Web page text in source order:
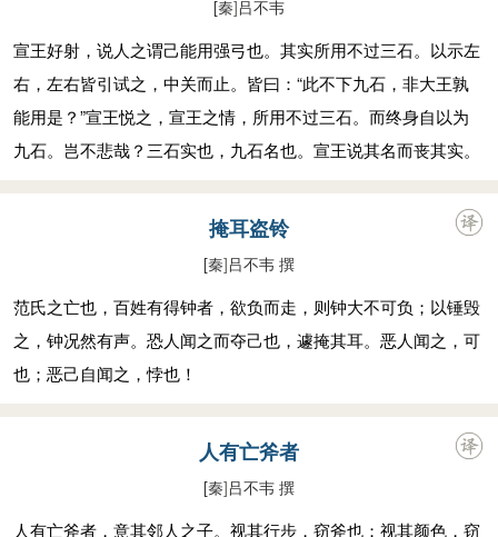
[秦]吕不韦
宣王好射，说人之谓己能用强弓也。其实所用不过三石。以示左
右，左右皆引试之，中关而止。皆曰：“此不下九石，非大王孰
能用是？”宣王悦之，宣王之情，所用不过三石。而终身自以为
九石。岂不悲哉？三石实也，九石名也。宣王说其名而丧其实。
掩耳盗铃
[秦]吕不韦 撰
范氏之亡也，百姓有得钟者，欲负而走，则钟大不可负；以锤毁
之，钟况然有声。恐人闻之而夺己也，遽掩其耳。恶人闻之，可
也；恶己自闻之，悖也！
人有亡斧者
[秦]吕不韦 撰
人有亡斧者，意其邻人之子。视其行步，窃斧也；视其颜色，窃